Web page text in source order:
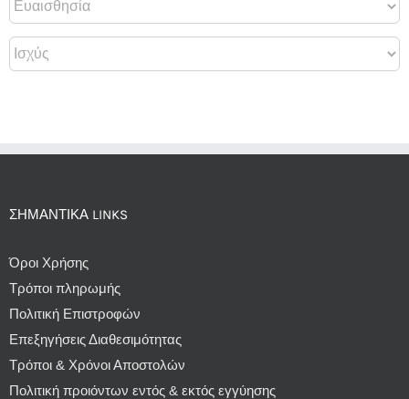
ΣΗΜΑΝΤΙΚΆ LINKS
Όροι Χρήσης
Τρόποι πληρωμής
Πολιτική Επιστροφών
Επεξηγήσεις Διαθεσιμότητας
Τρόποι & Χρόνοι Αποστολών
Πολιτική προιόντων εντός & εκτός εγγύησης